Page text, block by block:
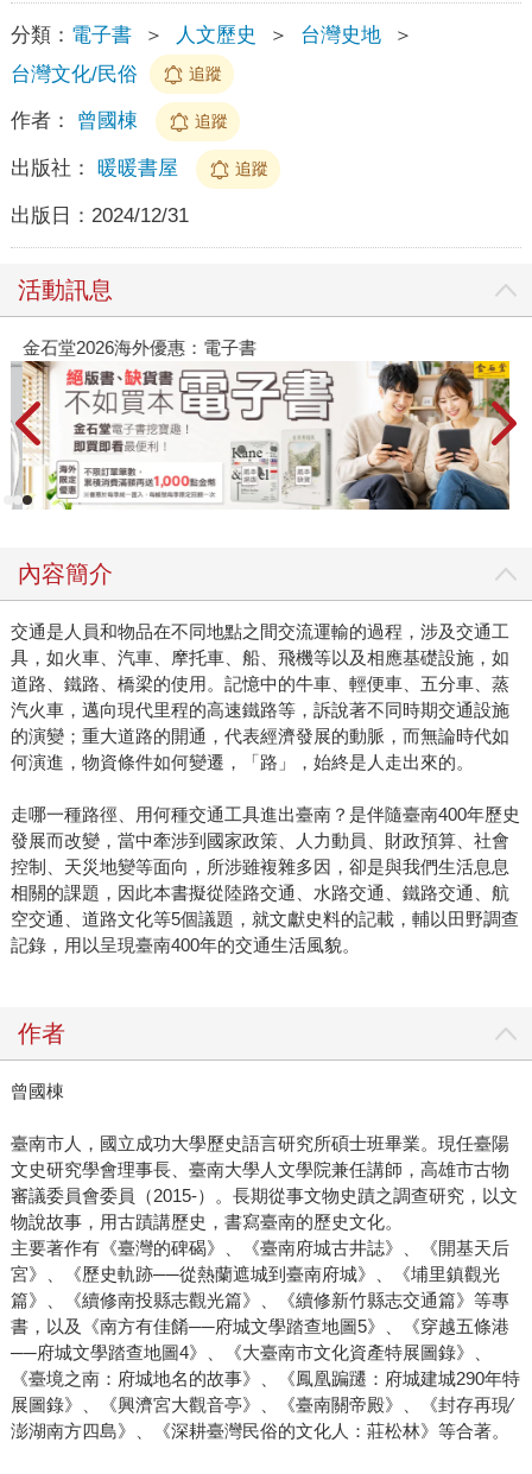
分類： 電子書 ＞ 人文歷史 ＞ 台灣史地
＞
台灣文化/民俗
追蹤
作者： 曾國棟 追蹤
出版社： 暖暖書屋 追蹤
出版日： 2024/12/31
活動訊息
金石堂2026海外優惠：電子書
內容簡介
交通是人員和物品在不同地點之間交流運輸的過程，涉及交通工
具，如火車、汽車、摩托車、船、飛機等以及相應基礎設施，如
道路、鐵路、橋梁的使用。記憶中的牛車、輕便車、五分車、蒸
汽火車，邁向現代里程的高速鐵路等，訴說著不同時期交通設施
的演變；重大道路的開通，代表經濟發展的動脈，而無論時代如
何演進，物資條件如何變遷，「路」，始終是人走出來的。
走哪一種路徑、用何種交通工具進出臺南？是伴隨臺南400年歷史
發展而改變，當中牽涉到國家政策、人力動員、財政預算、社會
控制、天災地變等面向，所涉雖複雜多因，卻是與我們生活息息
相關的課題，因此本書擬從陸路交通、水路交通、鐵路交通、航
空交通、道路文化等5個議題，就文獻史料的記載，輔以田野調查
記錄，用以呈現臺南400年的交通生活風貌。
作者
曾國棟
臺南市人，國立成功大學歷史語言研究所碩士班畢業。現任臺陽
文史研究學會理事長、臺南大學人文學院兼任講師，高雄市古物
審議委員會委員（2015-）。長期從事文物史蹟之調查研究，以文
物說故事，用古蹟講歷史，書寫臺南的歷史文化。
主要著作有《臺灣的碑碣》、《臺南府城古井誌》、《開基天后
宮》、《歷史軌跡──從熱蘭遮城到臺南府城》、《埔里鎮觀光
篇》、《續修南投縣志觀光篇》、《續修新竹縣志交通篇》等專
書，以及《南方有佳餚──府城文學踏查地圖5》、《穿越五條港
──府城文學踏查地圖4》、《大臺南市文化資產特展圖錄》、
《臺境之南：府城地名的故事》、《鳳凰蹁躚：府城建城290年特
展圖錄》、《興濟宮大觀音亭》、《臺南關帝殿》、《封存再現∕
澎湖南方四島》、《深耕臺灣民俗的文化人：莊松林》等合著。